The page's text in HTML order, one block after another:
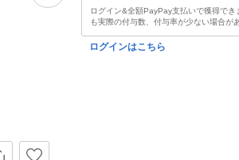
ログイン&全額PayPay支払いで獲得で
も実際の付与数、付与率が少ない場合が
ログインはこちら